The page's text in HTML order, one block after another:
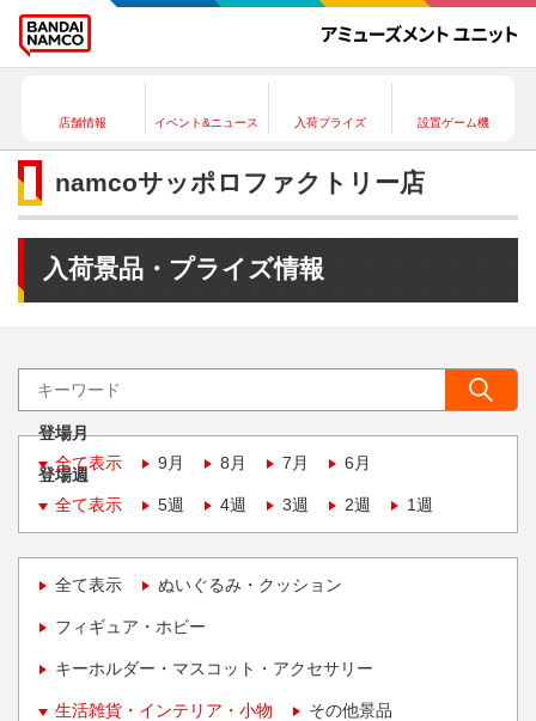
店舗情報 イベント&ニュース 入荷プライズ 設置ゲーム機
namcoサッポロファクトリー店
入荷景品・プライズ情報
登場月
全て表示
9月 8月 7月 6月
登場週
全て表示
5週 4週 3週 2週 1週
全て表示 ぬいぐるみ・クッション
フィギュア・ホビー
キーホルダー・マスコット・アクセサリー
生活雑貨・インテリア・小物 その他景品